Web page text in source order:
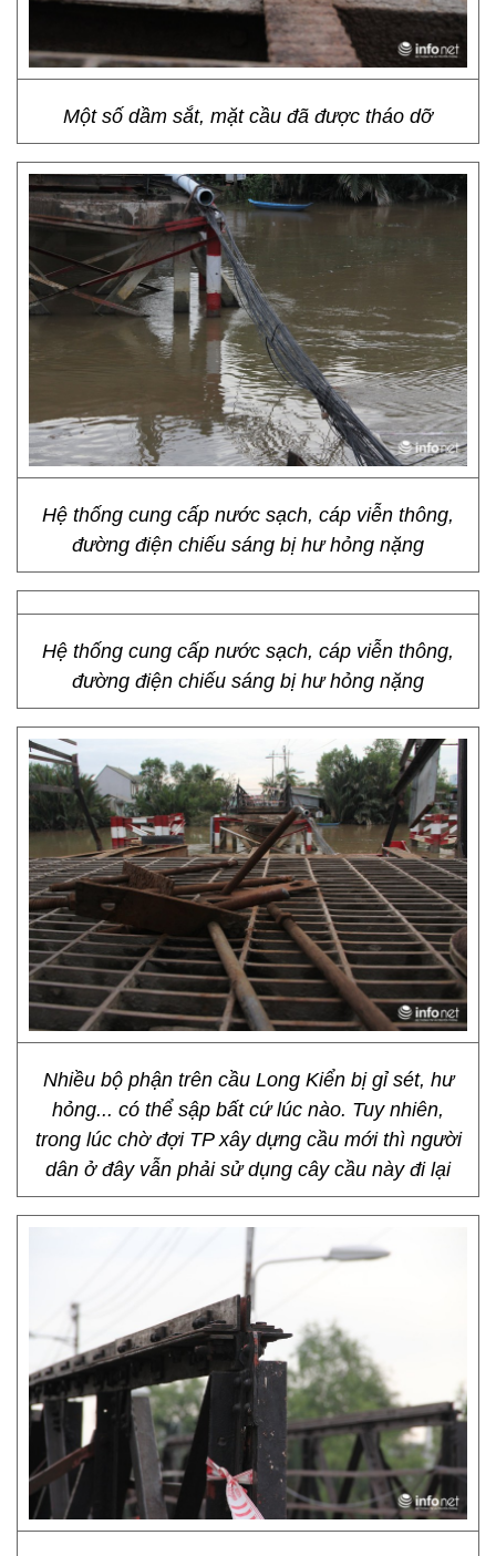
Một số dầm sắt, mặt cầu đã được tháo dỡ
Hệ thống cung cấp nước sạch, cáp viễn thông,
đường điện chiếu sáng bị hư hỏng nặng
Hệ thống cung cấp nước sạch, cáp viễn thông,
đường điện chiếu sáng bị hư hỏng nặng
Nhiều bộ phận trên cầu Long Kiển bị gỉ sét, hư
hỏng... có thể sập bất cứ lúc nào. Tuy nhiên,
trong lúc chờ đợi TP xây dựng cầu mới thì người
dân ở đây vẫn phải sử dụng cây cầu này đi lại